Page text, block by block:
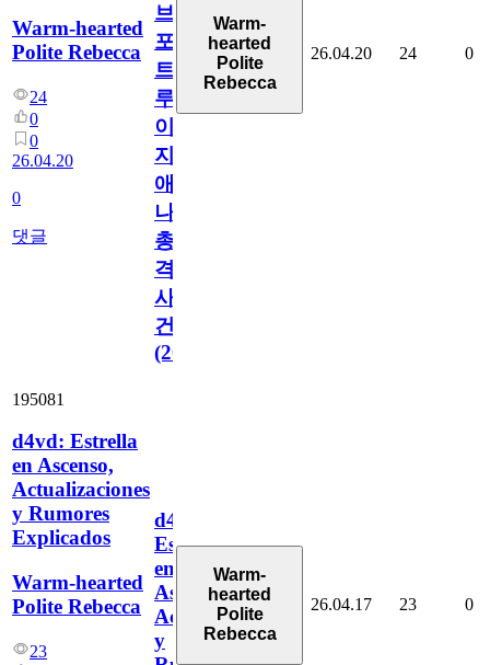
Warm-hearted
Polite Rebecca
24
0
0
26.04.20
0
댓글
브
포
트
루
이
지
애
나
총
격
사
건
(2026)
Warm-
hearted
Polite
Rebecca
26.04.20 24 0
195081
d4vd: Estrella
en Ascenso,
Actualizaciones
y Rumores
Explicados
Warm-hearted
Polite Rebecca
23
d4vd:
Estrella
en
Ascenso,
Actualizaciones
y
Warm-
hearted
Polite
Rebecca
26.04.17 23 0